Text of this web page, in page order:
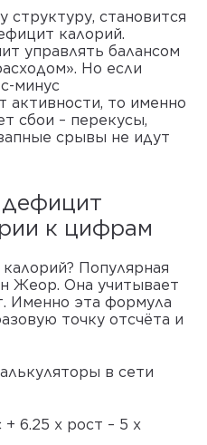
структуру, становится
калорий.
управлять балансом
Но если
минус
активности, то именно
сбои – перекусы,
срывы не идут
дефицит
к цифрам
Популярная
Жеор. Она учитывает
Именно эта формула
точку отсчёта и
в сети
6.25 х рост – 5 х